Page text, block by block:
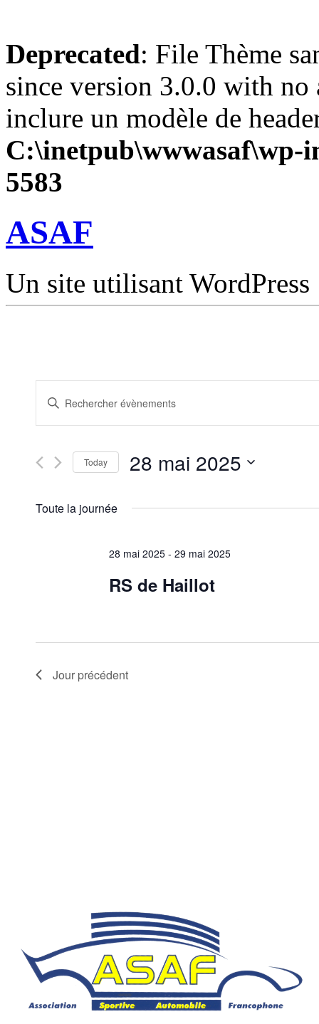
Deprecated: File Thème
since version 3.0.0 with
inclure un modèle de
C:\inetpub\wwwasaf\wp-
5583
ASAF
Un site utilisant WordPress
et
navigation
vues
Saisir
mot-
par
mot-
Today 28 mai 2025
date.
Toute la journée
28 mai 2025 -29 mai 2025
RS de Haillot
Jour précédent